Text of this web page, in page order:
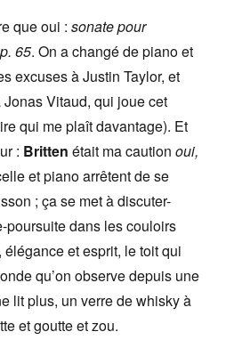
que oui :sonate pour
65. On a changé de piano et
excuses à Justin Taylor, et
Vitaud, qui joue cet
qui me plaît davantage). Et
: Britten était ma cautionoui,
et piano arrêtent de se
; ça se met à discuter-
poursuite dans les couloirs
élégance et esprit, le toit qui
qu’on observe depuis une
lit plus, un verre de whisky à
et goutte et zou.